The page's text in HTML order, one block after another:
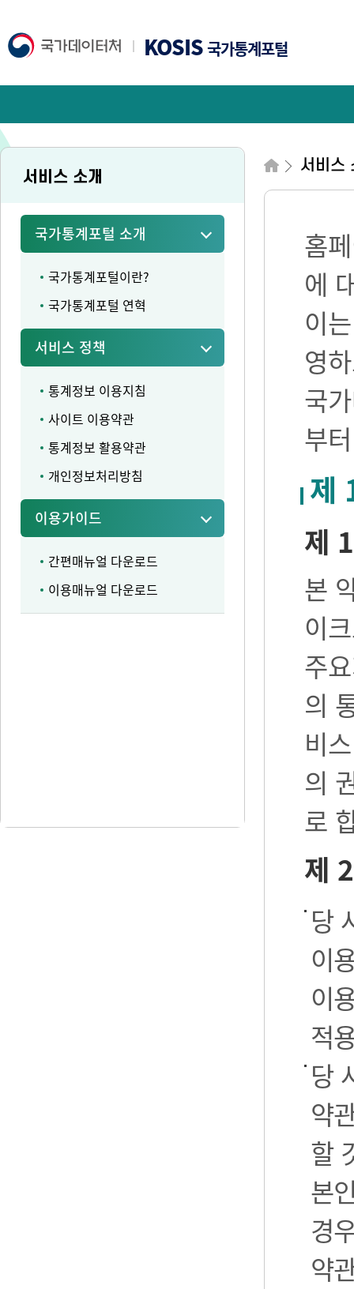
KOSIS국가통계포털
서비스 소개
국가통계포털 소개
국가통계포털이란?
국가통계포털 연혁
서비스 정책
통계정보 이용지침
사이트 이용약관
통계정보 활용약관
개인정보처리방침
이용가이드
간편매뉴얼 다운로드
이용매뉴얼 다운로드
서비스
홈
에
이
영
국
부
제
제
본
이
주
의
비
의
로
제
당
이
이
적
당
약
할
본
경
약